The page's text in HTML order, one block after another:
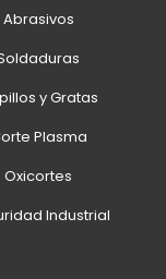
Abrasivos
y Gratas
Plasma
Oxicortes
Industrial